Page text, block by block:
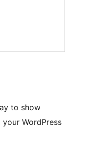
to show
WordPress